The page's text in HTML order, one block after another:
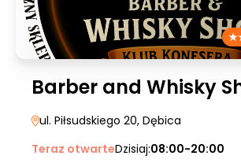
Barber and Whisky
ul. Piłsudskiego 20, Dębica
Teraz otwarteDzisiaj:08:00-20:00